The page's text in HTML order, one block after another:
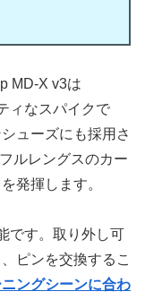
MD-X v3は
ィなスパイクで
ューズにも採用さ
ルレングスのカー
発揮します。
です。取り外し可
ピンを交換するこ
ニングシーンに合わ